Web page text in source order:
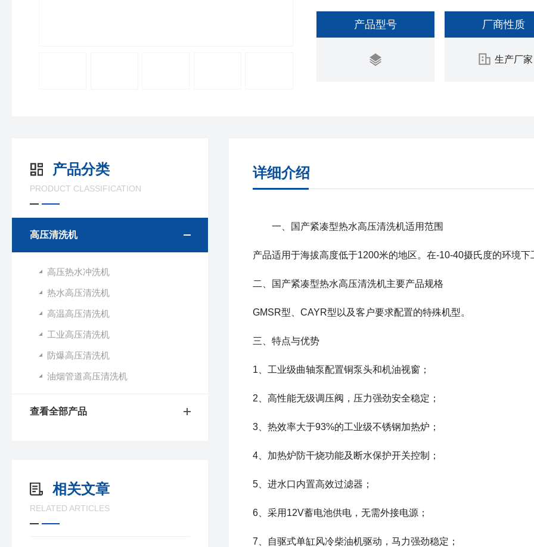
产品型号 厂商性质
生产厂家
产品分类
PRODUCT CLASSIFICATION
高压清洗机
高压热水冲洗机
热水高压清洗机
高温高压清洗机
工业高压清洗机
防爆高压清洗机
油烟管道高压清洗机
查看全部产品
相关文章
RELATED ARTICLES
详细介绍
一、 国产紧凑型热水高压清洗机适用范围
产品适用于海拔高度低于1200米的地区。在-10-40摄氏度的环境下
二、 国产紧凑型热水高压清洗机主要产品规格
GMSR型、CAYR型以及客户要求配置的特殊机型。
三、特点与优势
1、工业级曲轴泵配置铜泵头和机油视窗；
2、高性能无级调压阀，压力强劲安全稳定；
3、热效率大于93%的工业级不锈钢加热炉；
4、加热炉防干烧功能及断水保护开关控制；
5、进水口内置高效过滤器；
6、采用12V蓄电池供电，无需外接电源；
7、自驱式单缸风冷柴油机驱动，马力强劲稳定；